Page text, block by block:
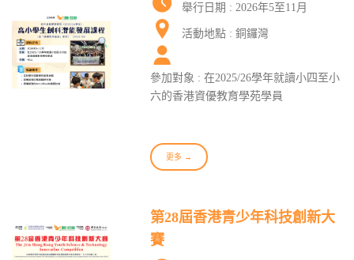
舉行日期 : 2026年5至11月
活動地點 : 銅鑼灣
參加對象 : 在2025/26學年就讀小四至小
六的香港資優教育學苑學員
更多 →
第28屆香港青少年科技創新大
賽